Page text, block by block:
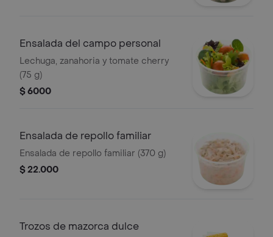
Ensalada del campo personal
Lechuga, zanahoria y tomate cherry
(75 g)
$ 6000
Ensalada de repollo familiar
Ensalada de repollo familiar (370 g)
$ 22.000
Trozos de mazorca dulce